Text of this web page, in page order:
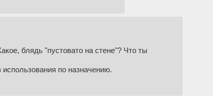
блядь "пустовато на стене"? Что ты
по назначению.